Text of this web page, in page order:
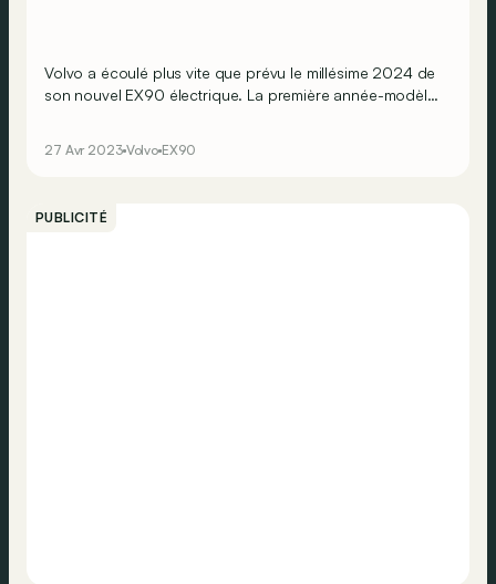
Volvo a écoulé plus vite que prévu le millésime 2024 de
son nouvel EX90 électrique. La première année-modèle
millésime 2025 n’arriveront pas beaucoup plus tard !
27 Avr 2023 Volvo EX90
PUBLICITÉ